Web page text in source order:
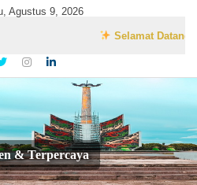
Agustus 9, 2026
Selamat Datang di
& Terpercaya